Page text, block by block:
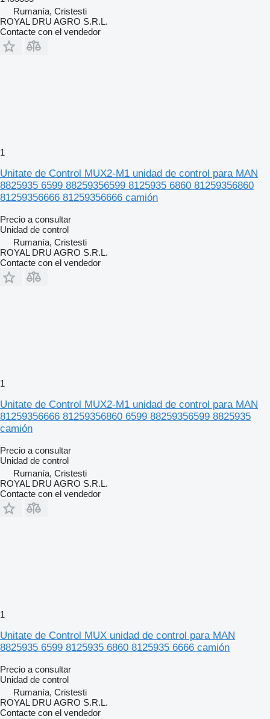
Rumanía, Cristesti
ROYAL DRU AGRO S.R.L.
Contacte con el vendedor
1
Unitate de Control MUX2-M1 unidad de control para MAN
8825935 6599 88259356599 8125935 6860 81259356860
81259356666 81259356666 camión
Precio a consultar
Unidad de control
Rumanía, Cristesti
ROYAL DRU AGRO S.R.L.
Contacte con el vendedor
1
Unitate de Control MUX2-M1 unidad de control para MAN
81259356666 81259356860 6599 88259356599 8825935
camión
Precio a consultar
Unidad de control
Rumanía, Cristesti
ROYAL DRU AGRO S.R.L.
Contacte con el vendedor
1
Unitate de Control MUX unidad de control para MAN
8825935 6599 8125935 6860 8125935 6666 camión
Precio a consultar
Unidad de control
Rumanía, Cristesti
ROYAL DRU AGRO S.R.L.
Contacte con el vendedor